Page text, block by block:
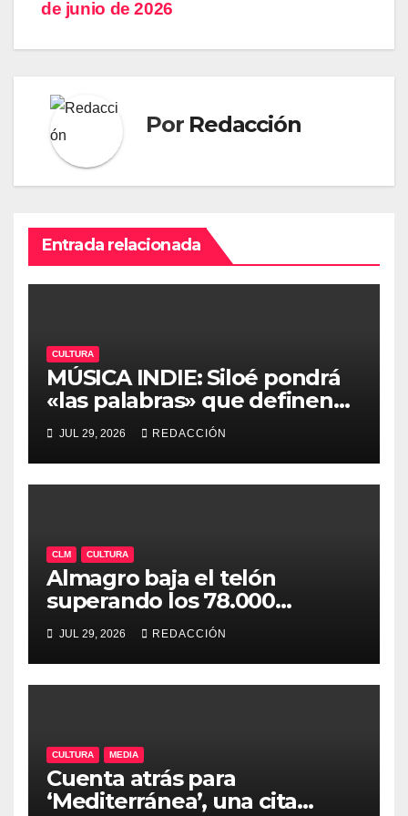
de junio de 2026
Por Redacción
Entrada relacionada
CULTURA
MÚSICA INDIE: Siloé pondrá
«las palabras» que definen
un gran verano en la séptima
edición de «Mediterránea»
JUL 29, 2026 REDACCIÓN
CLM CULTURA
Almagro baja el telón
superando los 78.000
espectadores y ya encara su
50ª edición para 2027
JUL 29, 2026 REDACCIÓN
CULTURA MEDIA
Cuenta atrás para
‘Mediterránea’, una cita